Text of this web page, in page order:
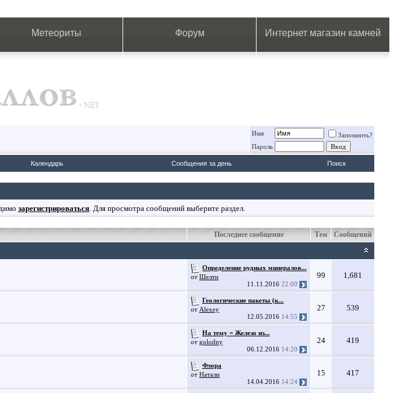
Метеориты Форум Интернет магазин камней
Имя
Запомнить?
Пароль
Календарь Сообщения за день Поиск
зарегистрироваться. Для просмотра сообщений выберите раздел.
Определение рудных минералов...
от Шелти
11.11.2016 22:00
99 1,681
Геологические пакеты (к...
от Alexey
12.05.2016 14:55
27 539
На тему = Железо из...
от golodny
06.12.2016 14:20
24 419
Флора
от Натали
14.04.2016 14:24
15 417
Последнее сообщение Тем Сообщений